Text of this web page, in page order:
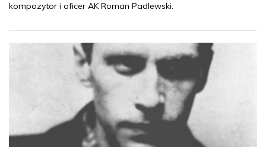
kompozytor i oficer AK Roman Padlewski.